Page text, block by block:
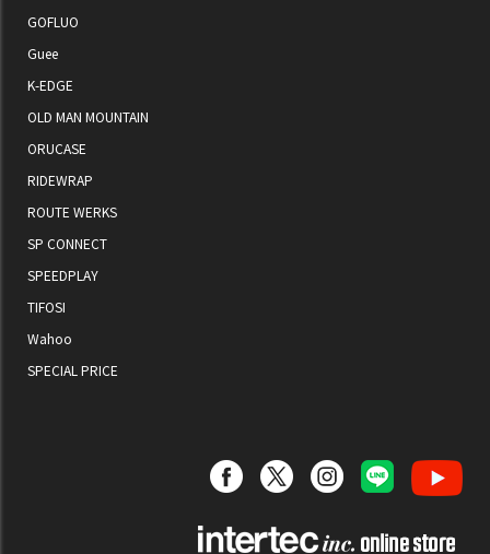
GOFLUO
Guee
K-EDGE
OLD MAN MOUNTAIN
ORUCASE
RIDEWRAP
ROUTE WERKS
SP CONNECT
SPEEDPLAY
TIFOSI
Wahoo
SPECIAL PRICE